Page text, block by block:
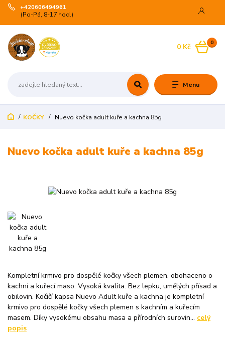
Menu
+420606494961
(Po-Pá, 8-17 hod.)
0
0 Kč
KOČKY Nuevo kočka adult kuře a kachna 85g
Nuevo kočka adult kuře a kachna 85g
Kompletní krmivo pro dospělé kočky všech plemen, obohaceno o
kachní a kuřecí maso. Vysoká kvalita. Bez lepku, umělých přísad a
obilovin. Kočičí kapsa Nuevo Adult kuře a kachna je kompletní
krmivo pro dospělé kočky všech plemen s kachním a kuřecím
masem. Díky vysokému obsahu masa a přírodních surovin... celý
popis